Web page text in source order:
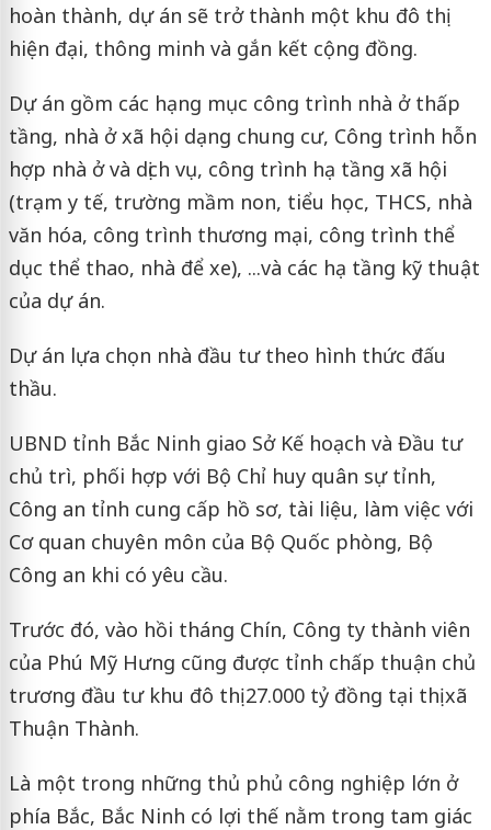
hoàn thành, dự án sẽ trở thành một khu đô thị
hiện đại, thông minh và gắn kết cộng đồng.
Dự án gồm các hạng mục công trình nhà ở thấp
tầng, nhà ở xã hội dạng chung cư, Công trình hỗn
hợp nhà ở và dịch vụ, công trình hạ tầng xã hội
(trạm y tế, trường mầm non, tiểu học, THCS, nhà
văn hóa, công trình thương mại, công trình thể
dục thể thao, nhà để xe), ...và các hạ tầng kỹ thuật
của dự án.
Dự án lựa chọn nhà đầu tư theo hình thức đấu
thầu.
UBND tỉnh Bắc Ninh giao Sở Kế hoạch và Đầu tư
chủ trì, phối hợp với Bộ Chỉ huy quân sự tỉnh,
Công an tỉnh cung cấp hồ sơ, tài liệu, làm việc với
Cơ quan chuyên môn của Bộ Quốc phòng, Bộ
Công an khi có yêu cầu.
Trước đó, vào hồi tháng Chín, Công ty thành viên
của Phú Mỹ Hưng cũng được tỉnh chấp thuận chủ
trương đầu tư khu đô thị 27.000 tỷ đồng tại thị xã
Thuận Thành.
Là một trong những thủ phủ công nghiệp lớn ở
phía Bắc, Bắc Ninh có lợi thế nằm trong tam giác